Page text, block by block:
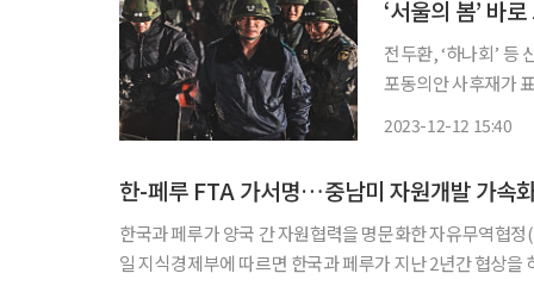
전두환, ‘하나회’ 등
포동의안 사후재가 표
2023-12-12 15:40
한-페루 FTA 가서명…중남미 자원개발 가속
한국과 페루가 양국 간 자원협력을 명문화한 자유무역협정
일 지식경제부에 따르면 한국과 페루가 지난 2년간 협상을 하면서 자유무